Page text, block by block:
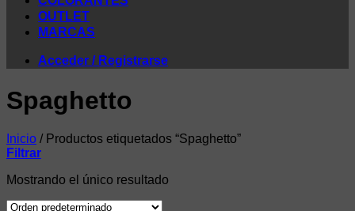
OUTLET
MARCAS
Acceder / Registrarse
Spaghetto
Inicio /Productos etiquetados “Spaghetto”
Filtrar
Mostrando el único resultado